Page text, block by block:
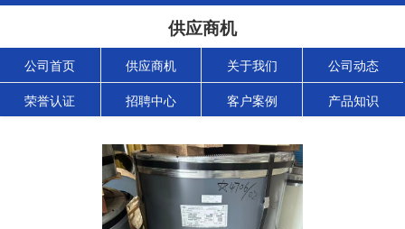
供应商机
公司首页 供应商机 关于我们 公司动态
荣誉认证 招聘中心 客户案例 产品知识